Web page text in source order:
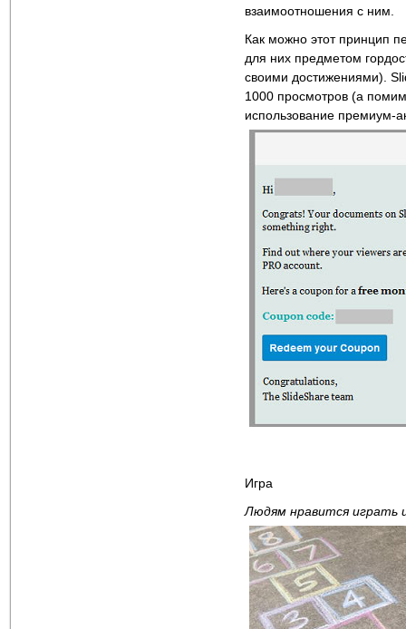
взаимоотношения с ним.
Как можно этот принцип
для них предметом
своими достижениями).
1000 просмотров (а
использование премиум-
Игра
Людям нравится играть